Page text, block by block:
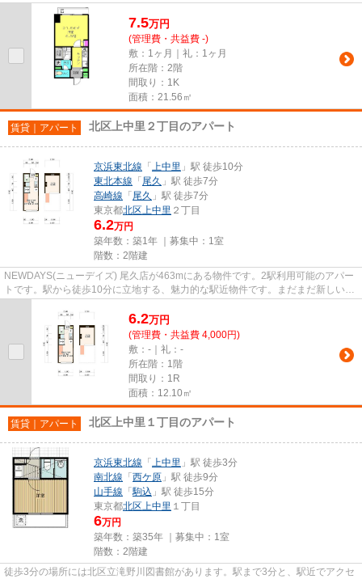
策もバッチリなマンションタイ...
7.5万円
(管理費・共益費 -)
敷：1ヶ月｜礼：1ヶ月
所在階：2階
間取り：1K
面積：21.56㎡
賃貸｜アパート 北区上中里２丁目のアパート
京浜東北線 「 上中里 」駅 徒歩10分
東北本線 「 尾久 」駅 徒歩7分
高崎線 「 尾久 」駅 徒歩7分
東京都北区上中里 ２丁目
6.2万円
築年数：築1年 ｜募集中： 1室
階数：2階建
NEWDAYS(ニューデイズ) 尾久店が463mにある物件です。2駅利用可能のアパー
トです。駅から徒歩10分に立地する、魅力的な駅近物件です。まだまだ新しい築
6.2万円
(管理費・共益費 4,000円)
敷：-｜礼：-
所在階：1階
間取り：1R
面積：12.10㎡
賃貸｜アパート 北区上中里１丁目のアパート
京浜東北線 「 上中里 」駅 徒歩3分
南北線 「 西ケ原 」駅 徒歩9分
山手線 「駒込 」駅 徒歩15分
東京都北区上中里 １丁目
6万円
築年数：築35年 ｜募集中： 1室
階数：2階建
徒歩3分の場所には北区立滝野川図書館があります。駅まで3分と、駅近でアクセ